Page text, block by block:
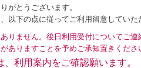
がとうございます。
以下の点に従ってご利用留意していた
りません。後日利用受付についてご連
ありますことを予めご承知置きくださ
利用案内をご確認願います。